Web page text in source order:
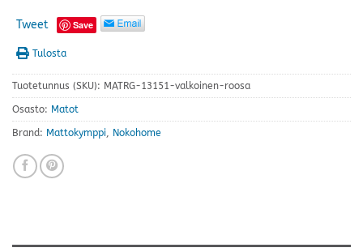
Tweet Save
Tulosta
Tuotetunnus (SKU): MATRG-13151-valkoinen-roosa
Osasto: Matot
Brand: Mattokymppi, Nokohome